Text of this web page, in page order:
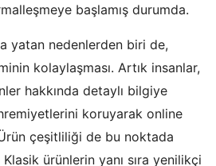
başlamış durumda.
yatan nedenlerden biri de,
kolaylaşması. Artık insanlar,
hakkında detaylı bilgiye
koruyarak online
çeşitliliği de bu noktada
ürünlerin yanı sıra yenilikçi